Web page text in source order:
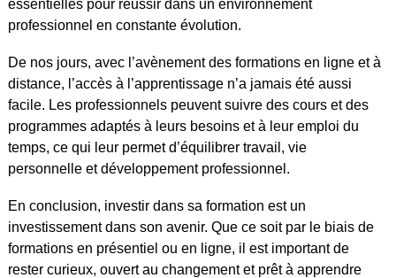
essentielles pour réussir dans un environnement
professionnel en constante évolution.
De nos jours, avec l’avènement des formations en ligne et à
distance, l’accès à l’apprentissage n’a jamais été aussi
facile. Les professionnels peuvent suivre des cours et des
programmes adaptés à leurs besoins et à leur emploi du
temps, ce qui leur permet d’équilibrer travail, vie
personnelle et développement professionnel.
En conclusion, investir dans sa formation est un
investissement dans son avenir. Que ce soit par le biais de
formations en présentiel ou en ligne, il est important de
rester curieux, ouvert au changement et prêt à apprendre